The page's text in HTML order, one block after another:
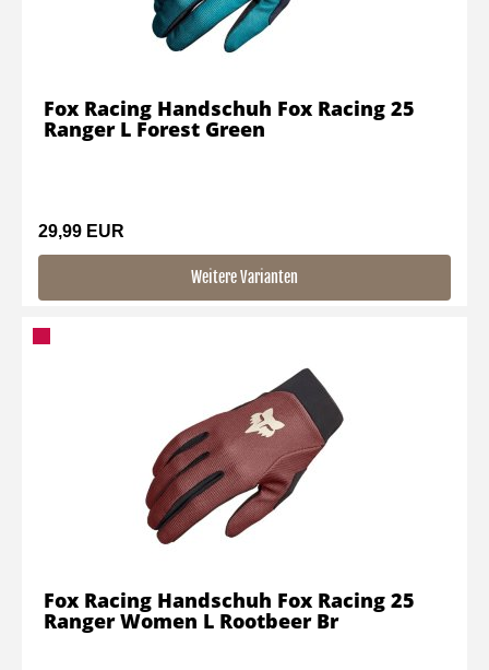
29,99 EUR
Weitere Varianten
Fox Racing Handschuh Fox Racing 25
Ranger L Forest Green
Fox Racing Handschuh Fox Racing 25
Ranger Women L Rootbeer Br